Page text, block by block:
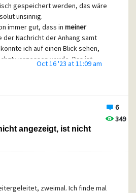
gespeichert werden, das wäre
unsinnig.
immer gut, dass in meiner
der Nachricht der Anhang samt
ich auf einen Blick sehen,
vergessen wurde. Das ist
Sehen meine Empfänger über
den kompletten Pfad meiner
so gut.
Oct 16 '23 at 11:09 am
6
349
angezeigt, ist nicht
zweimal. Ich finde mal